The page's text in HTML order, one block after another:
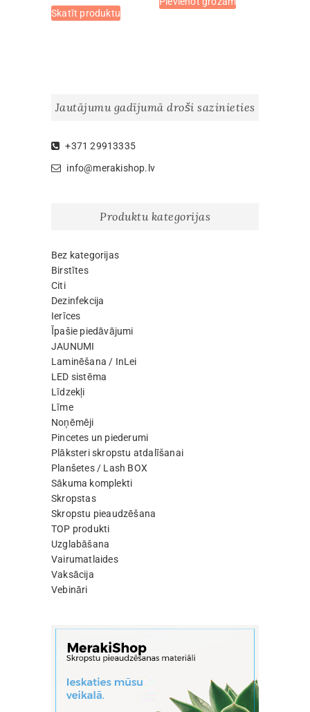
€2.00
Skatīt produktuproduct
may
the
Jautājumu gadījumā droši sazinieties
+371 29913335
info@merakishop.lv
Produktu kategorijas
Bez kategorijas
Birstītes
Citi
Dezinfekcija
Ierīces
Īpašie piedāvājumi
JAUNUMI
Laminēšana / InLei
LED sistēma
Līdzekļi
Līme
Noņēmēji
Pincetes un piederumi
Plāksteri skropstu atdalīšanai
Planšetes / Lash BOX
Sākuma komplekti
Skropstas
Skropstu pieaudzēšana
TOP produkti
Uzglabāšana
Vairumatlaides
Vaksācija
Vebināri